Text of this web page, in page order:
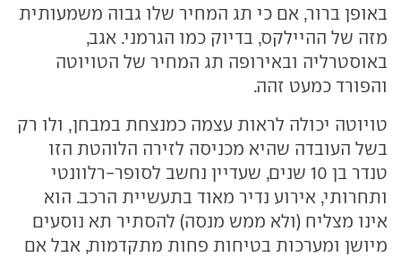
באופן ברור, אם כי תג המחיר שלו גבוה משמעותית
מזה של ההיילקס, בדיוק כמו הגרמני. אגב,
באוסטרליה ובאירופה תג המחיר של הטויוטה
והפורד כמעט זהה.
טויוטה יכולה לראות עצמה כמנצחת במבחן, ולו רק
בשל העובדה שהיא מכניסה לזירה הלוהטת הזו
טנדר בן 10 שנים, שעדיין נחשב לסופר-רלוונטי
ותחרותי, אירוע נדיר מאוד בתעשיית הרכב. הוא
אינו מצליח (ולא ממש מנסה) להסתיר תא נוסעים
מיושן ומערכות בטיחות פחות מתקדמות, אבל אם